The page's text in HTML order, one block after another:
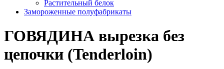
Растительный белок
Замороженные полуфабрикаты
ГОВЯДИНА вырезка без
цепочки (Tenderloin)